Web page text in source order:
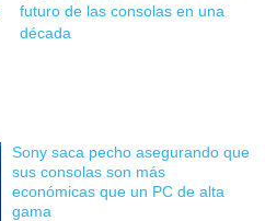
futuro de las consolas en una
década
Sony saca pecho asegurando que
sus consolas son más
económicas que un PC de alta
gama